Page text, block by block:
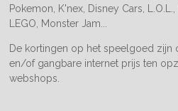
Pokemon, K'nex, Disney Cars,
LEGO, Monster Jam...
De kortingen op het speelgoed zijn
en/of gangbare internet prijs ten
webshops.